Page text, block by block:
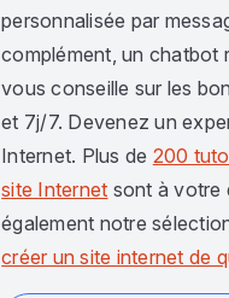
personnalisée par
complément, un chatbot
vous conseille sur les
et 7j/7. Devenez un
Internet. Plus de 200
site Internet sont à votre
également notre
créer un site internet de